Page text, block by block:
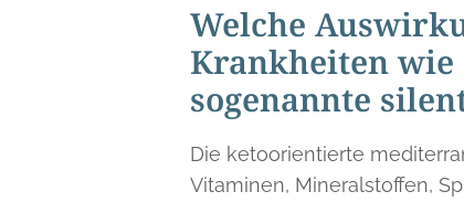
Welche
Krankheiten
sogenannte
Die ketoorientierte
Vitaminen, Mineralstoffen,